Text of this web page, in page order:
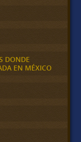
DONDE
EN MÉXICO